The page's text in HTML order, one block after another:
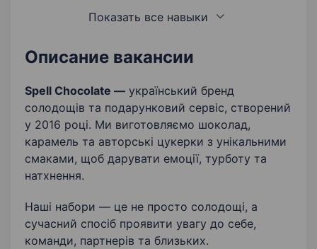
Робота з клієнтами
Виявлення потреб клієнта
Продаж Ведення звітності
Холодний продаж Клієнтоорієнтованість
Пошук нових клієнтів
Орієнтація на результат Лідогенерація
Активна життєва позиція
Показать все навыки
Описание вакансии
Spell Chocolate — український бренд
солодощів та подарунковий сервіс, створений
у 2016 році. Ми виготовляємо шоколад,
карамель та авторські цукерки з унікальними
смаками, щоб дарувати емоції, турботу та
натхнення.
Наші набори — це не просто солодощі, а
сучасний спосіб проявити увагу до себе,
команди, партнерів та близьких.